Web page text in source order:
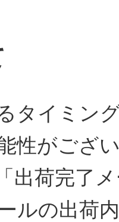
タイミン
性がござ
出荷完了
ルの出荷